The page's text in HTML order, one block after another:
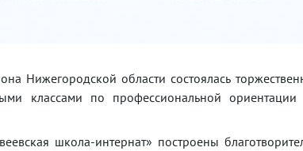
Нижегородской области состоялась
классами по профессиональной ориентации
школа-интернат» построены